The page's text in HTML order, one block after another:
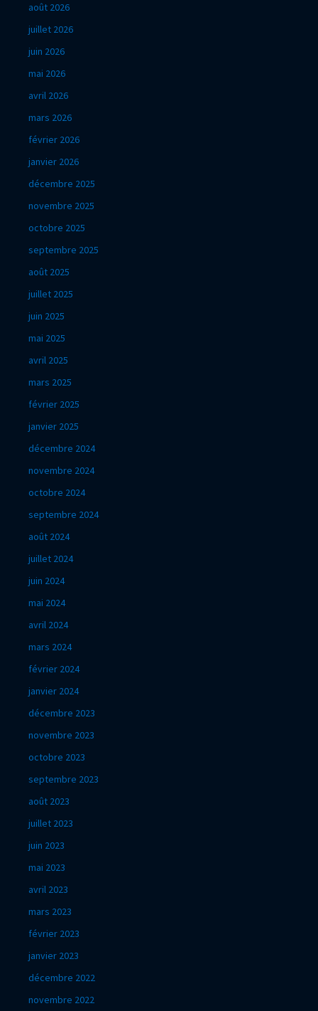
août 2026
juillet 2026
juin 2026
mai 2026
avril 2026
mars 2026
février 2026
janvier 2026
décembre 2025
novembre 2025
octobre 2025
septembre 2025
août 2025
juillet 2025
juin 2025
mai 2025
avril 2025
mars 2025
février 2025
janvier 2025
décembre 2024
novembre 2024
octobre 2024
septembre 2024
août 2024
juillet 2024
juin 2024
mai 2024
avril 2024
mars 2024
février 2024
janvier 2024
décembre 2023
novembre 2023
octobre 2023
septembre 2023
août 2023
juillet 2023
juin 2023
mai 2023
avril 2023
mars 2023
février 2023
janvier 2023
décembre 2022
novembre 2022